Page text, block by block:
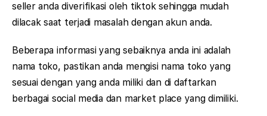
seller anda diverifikasi oleh tiktok sehingga mudah
dilacak saat terjadi masalah dengan akun anda.
Beberapa informasi yang sebaiknya anda ini adalah
nama toko, pastikan anda mengisi nama toko yang
sesuai dengan yang anda miliki dan di daftarkan
berbagai social media dan market place yang dimiliki.